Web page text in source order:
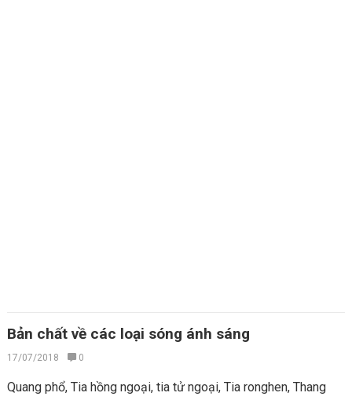
Bản chất về các loại sóng ánh sáng
17/07/2018 0
Quang phổ, Tia hồng ngoại, tia tử ngoại, Tia ronghen, Thang